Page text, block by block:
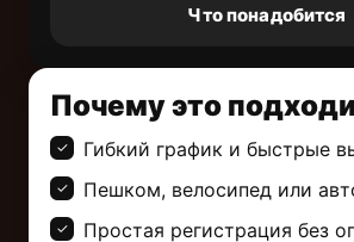
Что понадобится
Почему это
Гибкий график и быстрые
Пешком, велосипед или
Простая регистрация без